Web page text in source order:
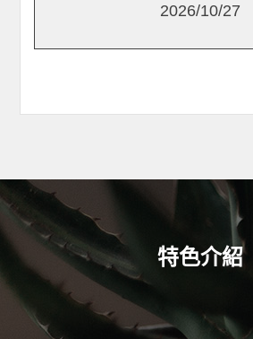
2026/10/27
特色介紹